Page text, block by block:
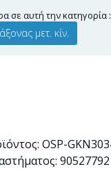
σε αυτή την κατηγορία :
μετ. κίν.
OSP-
90527792